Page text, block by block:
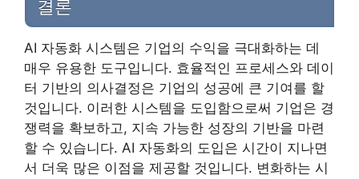
결론
AI 자동화 시스템은 기업의 수익을 극대화하는 데
매우 유용한 도구입니다. 효율적인 프로세스와 데이
터 기반의 의사결정은 기업의 성공에 큰 기여를 할
것입니다. 이러한 시스템을 도입함으로써 기업은 경
쟁력을 확보하고, 지속 가능한 성장의 기반을 마련
할 수 있습니다. AI 자동화의 도입은 시간이 지나면
서 더욱 많은 이점을 제공할 것입니다. 변화하는 시